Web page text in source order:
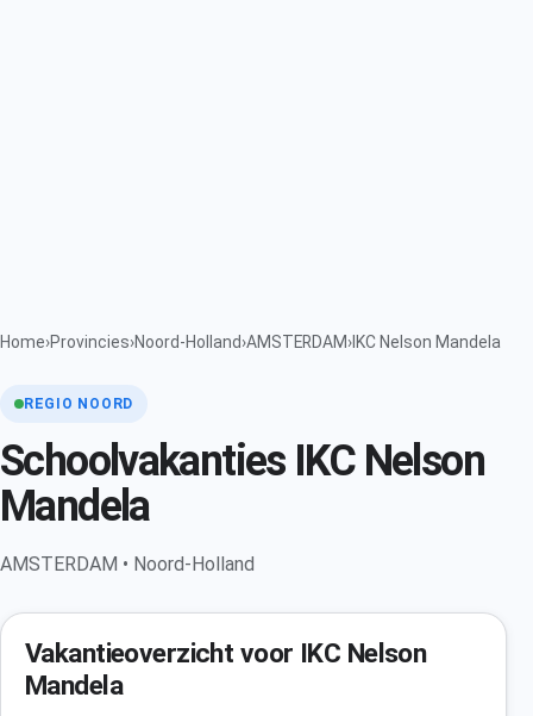
Home›Provincies›Noord-Holland›AMSTERDAM› IKC Nelson Mandela
REGIO NOORD
Schoolvakanties IKC Nelson
Mandela
AMSTERDAM • Noord-Holland
Vakantieoverzicht voor IKC Nelson
Mandela